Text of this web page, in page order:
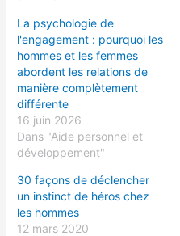
La psychologie de
l'engagement : pourquoi les
hommes et les femmes
abordent les relations de
manière complètement
différente
16 juin 2026
Dans "Aide personnel et
développement"
30 façons de déclencher
un instinct de héros chez
les hommes
12 mars 2020